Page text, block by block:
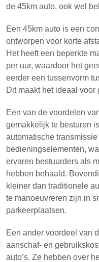
de 45km auto, ook wel
Een 45km auto is een
ontworpen voor korte
Het heeft een beperkte
per uur, waardoor het
eerder een tussenvorm
Dit maakt het ideaal
Een van de voordelen
gemakkelijk te besturen
automatische
bedieningselementen,
ervaren bestuurders als
hebben behaald.
kleiner dan traditionele
te manoeuvreren zijn in
parkeerplaatsen.
Een ander voordeel van
aanschaf- en
auto’s. Ze hebben over